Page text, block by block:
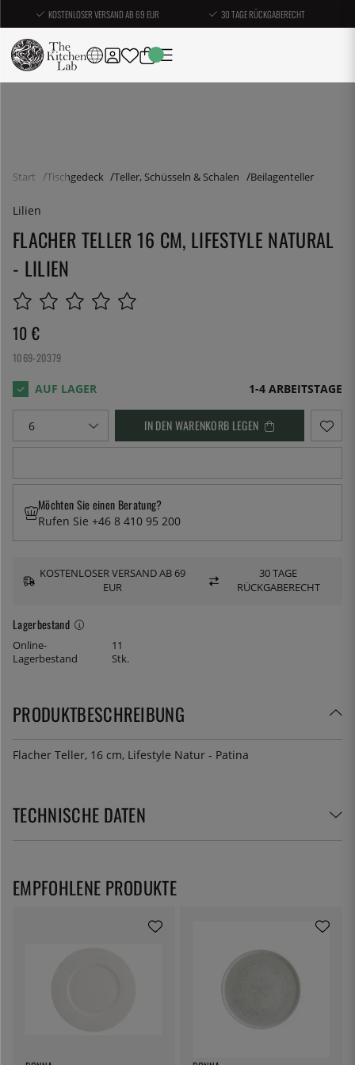
KOSTENLOSER VERSAND AB 69 EUR 30 TAGE RÜCKGABERECHT
Start Tischgedeck Teller, Schüsseln & Schalen Beilagenteller
Lilien
FLACHER TELLER 16 CM, LIFESTYLE NATURAL
- LILIEN
10 €
1069-20379
1-4 ARBEITSTAGE
IN DEN WARENKORB LEGEN
Lagerbestand
Online-
Lagerbestand
11
Stk.
Möchten Sie einen Beratung?
Rufen Sie +46 8 410 95 200
KOSTENLOSER VERSAND AB 69
EUR
30 TAGE
RÜCKGABERECHT
PRODUKTBESCHREIBUNG
Flacher Teller, 16 cm, Lifestyle Natur - Patina
TECHNISCHE DATEN
EMPFOHLENE PRODUKTE